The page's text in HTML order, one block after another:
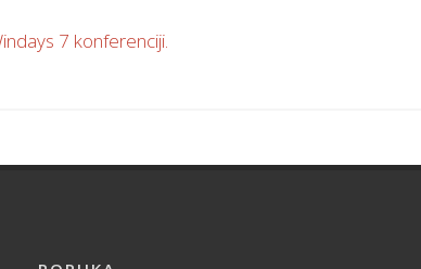
7 konferenciji.